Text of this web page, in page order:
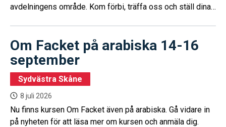
avdelningens område. Kom förbi, träffa oss och ställ dina
Om Facket på arabiska 14-16
september
Sydvästra Skåne
8 juli 2026
Nu finns kursen Om Facket även på arabiska. Gå vidare in
på nyheten för att läsa mer om kursen och anmäla dig.